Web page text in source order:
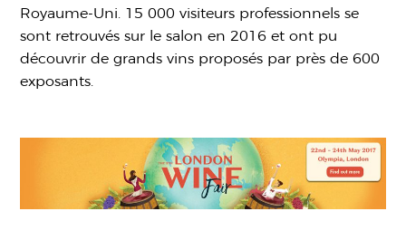
Royaume-Uni. 15 000 visiteurs professionnels se
sont retrouvés sur le salon en 2016 et ont pu
découvrir de grands vins proposés par près de 600
exposants.